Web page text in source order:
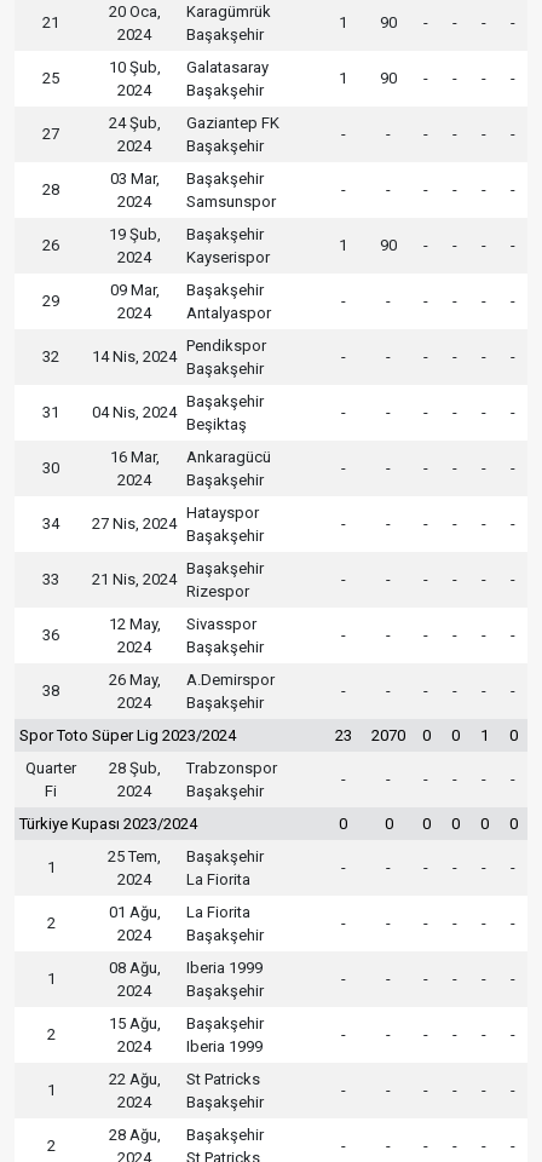
21
20 Oca,
2024
Karagümrük
Başakşehir
1 90 - - - -
25
10 Şub,
2024
Galatasaray
Başakşehir
1 90 - - - -
27
24 Şub,
2024
Gaziantep FK
Başakşehir
- - - - - -
28
03 Mar,
2024
Başakşehir
Samsunspor
- - - - - -
26
19 Şub,
2024
Başakşehir
Kayserispor
1 90 - - - -
29
09 Mar,
2024
Başakşehir
Antalyaspor
- - - - - -
32 14 Nis, 2024
Pendikspor
Başakşehir
- - - - - -
31 04 Nis, 2024
Başakşehir
Beşiktaş
- - - - - -
30
16 Mar,
2024
Ankaragücü
Başakşehir
- - - - - -
34 27 Nis, 2024
Hatayspor
Başakşehir
- - - - - -
33 21 Nis, 2024
Başakşehir
Rizespor
- - - - - -
36
12 May,
2024
Sivasspor
Başakşehir
- - - - - -
38
26 May,
2024
A.Demirspor
Başakşehir
- - - - - -
Spor Toto Süper Lig 2023/2024 23 2070 0 0 1
0
Quarter
Fi
28 Şub,
2024
Trabzonspor
Başakşehir
- - - - - -
Türkiye Kupası 2023/2024 0 0 0 0 0 0
1
25 Tem,
2024
Başakşehir
La Fiorita
- - - - - -
2
01 Ağu,
2024
La Fiorita
Başakşehir
- - - - - -
1
08 Ağu,
2024
Iberia 1999
Başakşehir
- - - - - -
2
15 Ağu,
2024
Başakşehir
Iberia 1999
- - - - - -
1
22 Ağu,
2024
St Patricks
Başakşehir
- - - - - -
2
28 Ağu,
2024
Başakşehir
St Patricks
- - - - - -